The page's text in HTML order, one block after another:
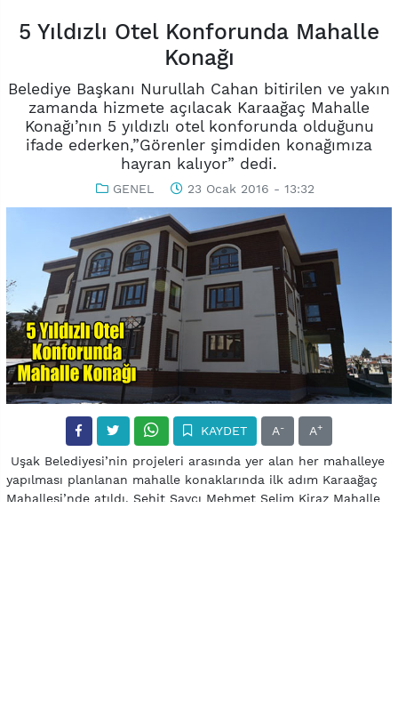
5 Yıldızlı Otel Konforunda Mahalle
Konağı
Belediye Başkanı Nurullah Cahan bitirilen ve yakın
zamanda hizmete açılacak Karaağaç Mahalle
Konağı’nın 5 yıldızlı otel konforunda olduğunu
ifade ederken,”Görenler şimdiden konağımıza
hayran kalıyor” dedi.
GENEL 23 Ocak 2016 - 13:32
KAYDET A- A+
Uşak Belediyesi’nin projeleri arasında yer alan her mahalleye
yapılması planlanan mahalle konaklarında ilk adım Karaağaç
Mahallesi’nde atıldı. Şehit Savcı Mehmet Selim Kiraz Mahalle